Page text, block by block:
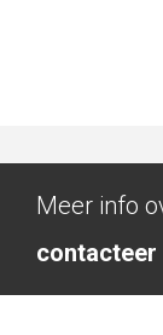
Meer info
contacteer